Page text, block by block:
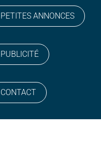
PETITES ANNONCES
PUBLICITÉ
CONTACT